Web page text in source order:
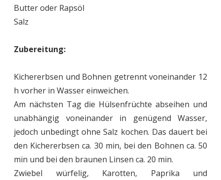
Butter oder Rapsöl
Salz
Zubereitung:
Kichererbsen und Bohnen getrennt voneinander 12
h vorher in Wasser einweichen.
Am nächsten Tag die Hülsenfrüchte abseihen und
unabhängig voneinander in genügend Wasser,
jedoch unbedingt ohne Salz kochen. Das dauert bei
den Kichererbsen ca. 30 min, bei den Bohnen ca. 50
min und bei den braunen Linsen ca. 20 min.
Zwiebel würfelig, Karotten, Paprika und